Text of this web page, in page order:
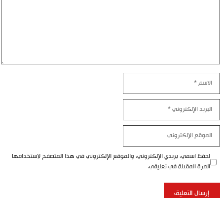
الإلكتروني
الإلكتروني
احفظ اسمي، بريدي الإلكتروني، والموقع الإلكتروني في هذا المتصفح لاستخدامها
المرة المقبلة في تعليقي.